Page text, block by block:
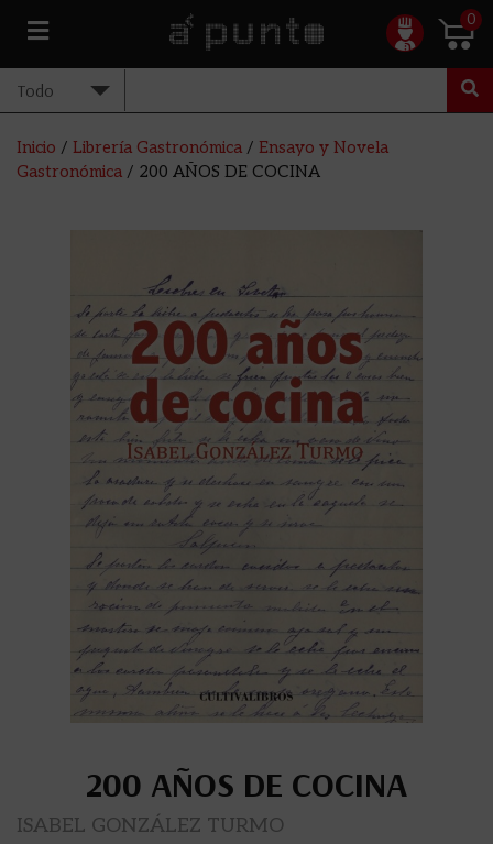
0
Inicio / Librería Gastronómica / Ensayo y Novela
Gastronómica / 200 AÑOS DE COCINA
200 AÑOS DE COCINA
ISABEL GONZÁLEZ TURMO